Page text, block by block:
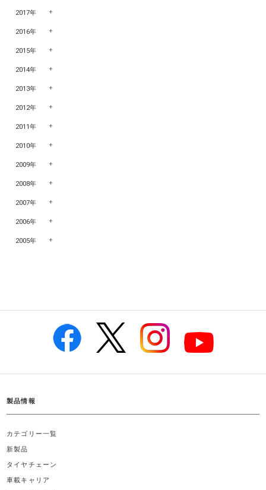
2017年
2016年
2015年
2014年
2013年
2012年
2011年
2010年
2009年
2008年
2007年
2006年
2005年
製品情報
カテゴリー一覧
新製品
タイヤチェーン
車載キャリア